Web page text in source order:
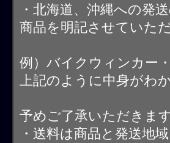
・北海道、沖縄への発
商品を明記させていた
例）バイクウィンカー
上記のように中身がわ
予めご了承いただきま
・送料は商品と発送地